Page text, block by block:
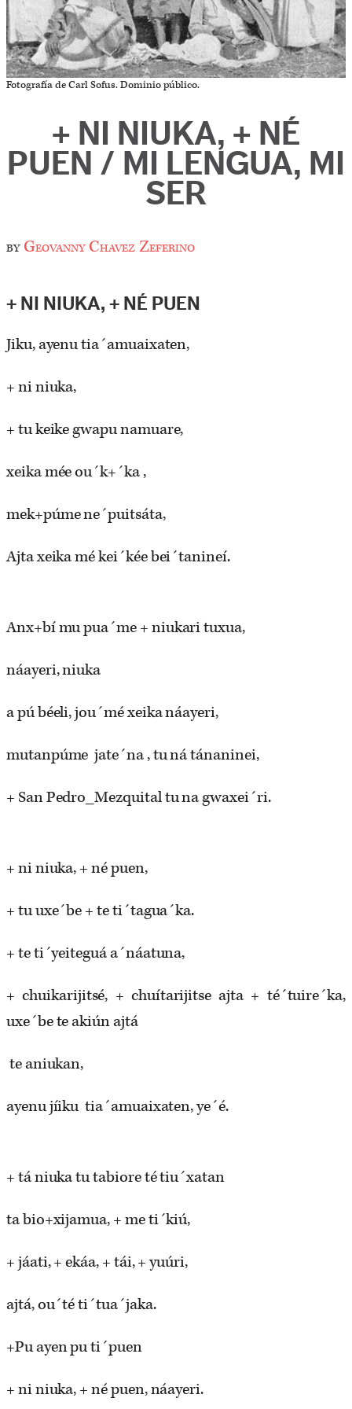
Fotografía de Carl Sofus. Dominio público.
+ NI NIUKA, + NÉ
PUEN / MI LENGUA, MI
SER
byGeovanny Chavez Zeferino
+ NI NIUKA, + NÉ PUEN
Jiku, ayenu tia´amuaixaten,
+ ni niuka,
+ tu keike gwapu namuare,
xeika mée ou´k+´ka ,
mek+púme ne´puitsáta,
Ajta xeika mé kei´kée bei´tanineí.
Anx+bí mu pua´me + niukari tuxua,
náayeri, niuka
a pú béeli, jou´mé xeika náayeri,
mutanpúme jate´na , tu ná tánaninei,
+ San Pedro_Mezquital tu na gwaxei´ri.
+ ni niuka, + né puen,
+ tu uxe´be + te ti´tagua´ka.
+ te ti´yeiteguá a´náatuna,
+ chuikarijitsé, + chuítarijitse ajta + té´tuire´ka,
uxe´be te akiún ajtá
te aniukan,
ayenu jíiku tia´amuaixaten, ye´é.
+ tá niuka tu tabiore té tiu´xatan
ta bio+xijamua, + me ti´kiú,
+ jáati, + ekáa, + tái, + yuúri,
ajtá, ou´té ti´tua´jaka.
+Pu ayen pu ti´puen
+ ni niuka, + né puen, náayeri.